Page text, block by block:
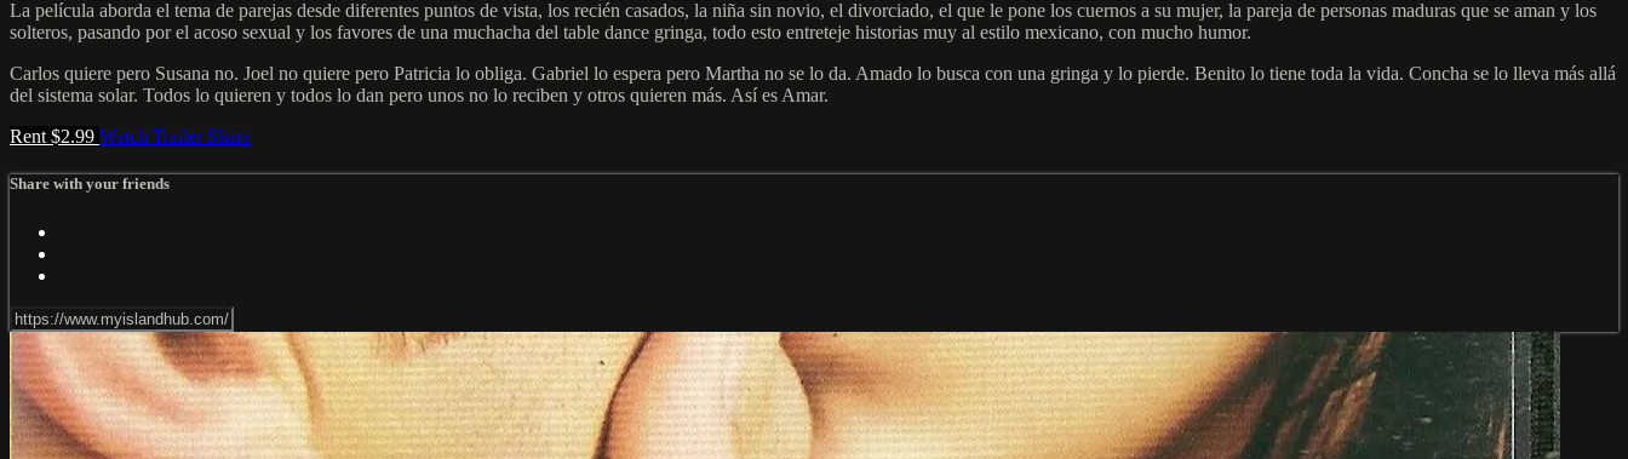
La película aborda el tema de parejas desde diferentes puntos de vista, los recién casados, la niña sin novio, el divorciado, el que le pone los cuernos a su mujer, la pareja de personas maduras que se aman y los
solteros, pasando por el acoso sexual y los favores de una muchacha del table dance gringa, todo esto entreteje historias muy al estilo mexicano, con mucho humor.
Carlos quiere pero Susana no. Joel no quiere pero Patricia lo obliga. Gabriel lo espera pero Martha no se lo da. Amado lo busca con una gringa y lo pierde. Benito lo tiene toda la vida. Concha se lo lleva más allá
del sistema solar. Todos lo quieren y todos lo dan pero unos no lo reciben y otros quieren más. Así es Amar.
Rent $2.99 Watch Trailer Share
Share with your friends